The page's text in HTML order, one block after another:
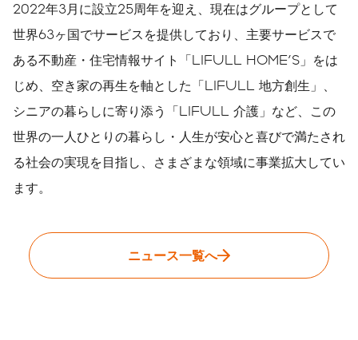
2022年3月に設立25周年を迎え、現在はグループとして
世界63ヶ国でサービスを提供しており、主要サービスで
ある不動産・住宅情報サイト「LIFULL HOME'S」をは
じめ、空き家の再生を軸とした「LIFULL 地方創生」、
シニアの暮らしに寄り添う「LIFULL 介護」など、この
世界の一人ひとりの暮らし・人生が安心と喜びで満たされ
る社会の実現を目指し、さまざまな領域に事業拡大してい
ます。
ニュース一覧へ